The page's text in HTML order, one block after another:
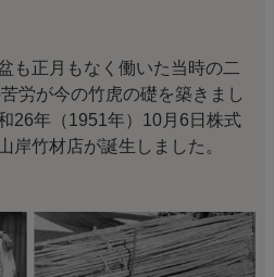
も正月もなく働いた当時の二
労が今の竹虎の礎を築きまし
26年（1951年）10月6日株式
岸竹材店が誕生しました。